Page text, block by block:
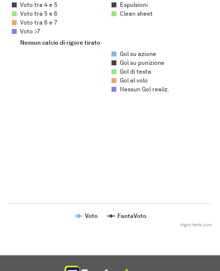
Voto tra 4 e 5
Voto tra 5 e 6
Voto tra 6 e 7
Voto >7
Espulsioni
Clean sheet
Nessun calcio di rigore tirato
Gol su azione
Gol su punizione
Gol di testa
Gol al volo
Nessun Gol realiz.
Voto FantaVoto
Highcharts.com